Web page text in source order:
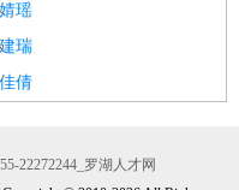
瑶
瑞
倩
22272244_罗湖人才网